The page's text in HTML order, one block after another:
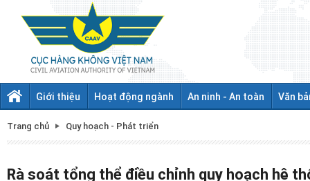
Giới thiệu Hoạt động ngành An ninh - An toàn Văn
Trang chủ Quy hoạch - Phát triển
Rà soát tổng thể điều chỉnh quy hoạch hệ